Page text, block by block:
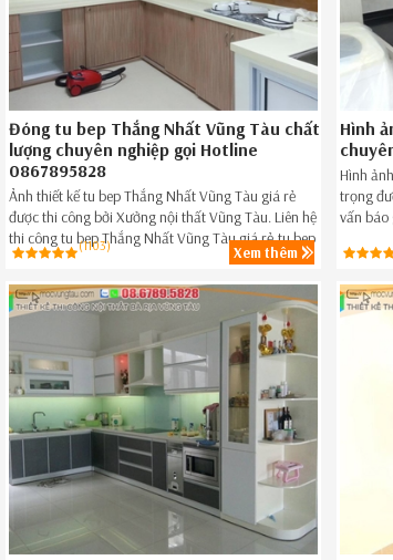
Đóng tu bep Thắng Nhất Vũng Tàu chất
lượng chuyên nghiệp gọi Hotline
0867895828
Ảnh thiết kế tu bep Thắng Nhất Vũng Tàu giá rẻ
được thi công bởi Xưởng nội thất Vũng Tàu. Liên hệ
thi công tu bep Thắng Nhất Vũng Tàu giá rẻ,tu bep
đẹp giá rẻ Thắng Nhất Vũng Tàu ngay hôm nay
Hotline 086.789.5828.
(1103) Xem thêm
Hình
Hình
trọng
vấn báo
giá rẻ
5828.